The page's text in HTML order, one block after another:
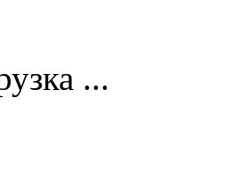
...